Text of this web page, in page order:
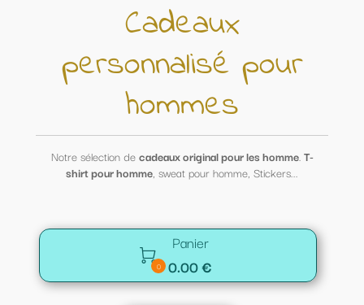
Cadeaux
personnalisé pour
hommes
Notre sélection decadeaux original pour les homme.T-
shirt pour homme, sweat pour homme, Stickers...

0
Panier
0.00 €